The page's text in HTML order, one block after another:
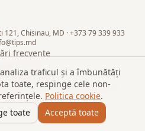
121, Chisinau, MD ·+373 79 339 933
frecvente
angajatului
confidențialitatePolitica de cookie
Angajat login
traficul și a îmbunătăți
toate, respinge cele non-
Politica cookie.
toate Acceptă toate